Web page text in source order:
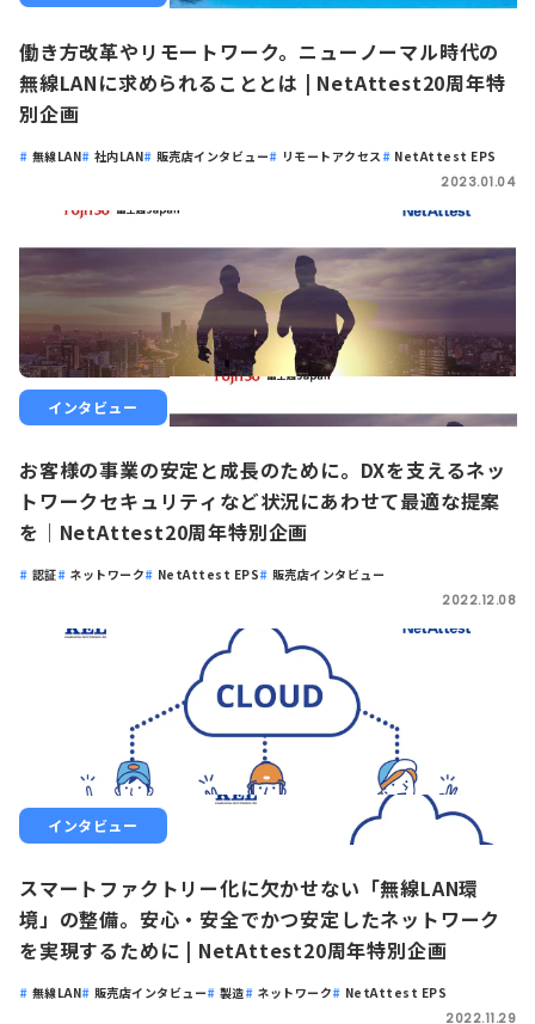
働き方改革やリモートワーク。ニューノーマル時代の
無線LANに求められることとは | NetAttest20周年特
別企画
無線LAN 社内LAN 販売店インタビュー リモートアクセス
NetAttest EPS
2023.01.04
インタビュー
お客様の事業の安定と成長のために。DXを支えるネッ
トワークセキュリティなど状況にあわせて最適な提案
を｜NetAttest20周年特別企画
認証 ネットワーク NetAttest EPS
販売店インタビュー
2022.12.08
インタビュー
スマートファクトリー化に欠かせない「無線LAN環
境」の整備。安心・安全でかつ安定したネットワーク
を実現するために | NetAttest20周年特別企画
無線LAN 販売店インタビュー 製造 ネットワーク
NetAttest EPS
2022.11.29